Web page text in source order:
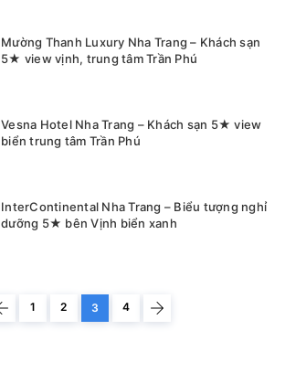
Mường Thanh Luxury Nha Trang – Khách sạn
5★ view vịnh, trung tâm Trần Phú
Vesna Hotel Nha Trang – Khách sạn 5★ view
biển trung tâm Trần Phú
InterContinental Nha Trang – Biểu tượng nghỉ
dưỡng 5★ bên Vịnh biển xanh
1 2 3 4